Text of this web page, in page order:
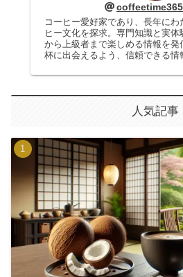
コーヒー愛好家であり、長年に
ヒー文化を探求。専門知識と実
から上級者まで楽しめる情報を発
杯に出会えるよう、信頼できる情
人気記事